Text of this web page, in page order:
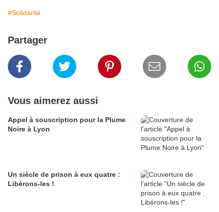
#Solidarité
Partager
Vous aimerez aussi
Appel à souscription pour la Plume
Noire à Lyon
Un siècle de prison à eux quatre :
Libérons-les !